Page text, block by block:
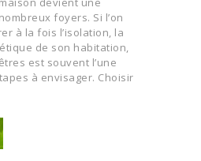
foyers. Si l’on
à la fois l’isolation, la
de son habitation,
est souvent l’une
à envisager. Choisir